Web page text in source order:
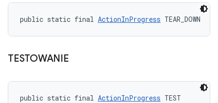
public static final ActionInProgress TEAR_DOWN
TESTOWANIE
public static final ActionInProgress TEST